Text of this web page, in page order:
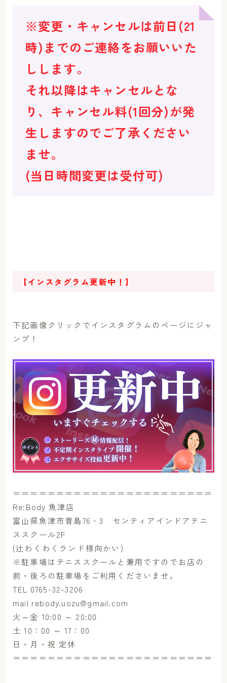
※変更・キャンセルは前日(21
時)までのご連絡をお願いいた
しします。
それ以降はキャンセルとな
り、キャンセル料(1回分)が発
生しますのでご了承ください
ませ。
(当日時間変更は受付可)
【インスタグラム更新中！】
下記画像クリックでインスタグラムのページにジャ
ンプ！
＝＝＝＝＝＝＝＝＝＝＝＝＝＝＝＝＝＝＝＝＝＝＝
Re:Body 魚津店
富山県魚津市青島76‐3 センティアインドアテニ
ススクール2F
(辻わくわくランド様向かい)
※駐車場はテニススクールと兼用ですのでお店の
前・後ろの駐車場をご利用くださいませ。
TEL 0765-32-3206
mail rebody.uozu@gmail.com
火～金 10:00 ～ 20:00
土 10：00 ～ 17：00
日・月・祝 定休
＝＝＝＝＝＝＝＝＝＝＝＝＝＝＝＝＝＝＝＝＝＝＝